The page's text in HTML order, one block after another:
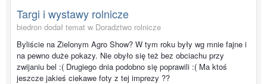
Targi i wystawy rolnicze
biedron dodał temat w Doradztwo rolnicze
Byliście na Zielonym Agro Show? W tym roku były wg mnie fajne i
na pewno duże pokazy. Nie obyło się też bez obciachu przy
zwijaniu bel :( Drugiego dnia podobno się poprawili :( Ma ktoś
jeszcze jakieś ciekawe foty z tej imprezy ??